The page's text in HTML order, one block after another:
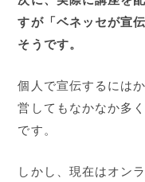
すが「ベネッセが宣
そうです。
個人で宣伝するには
営してもなかなか多
です。
しかし、現在はオン